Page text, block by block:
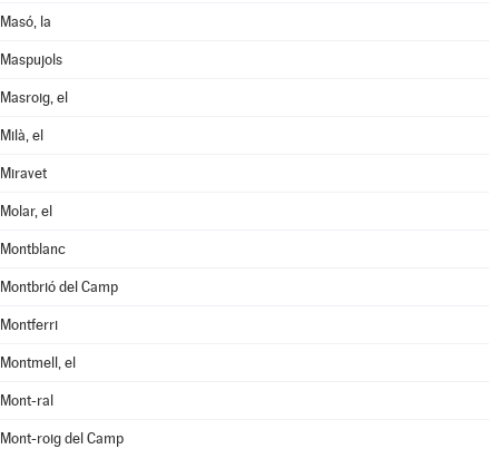
Masó, la
Maspujols
Masroig, el
Milà, el
Miravet
Molar, el
Montblanc
Montbrió del Camp
Montferri
Montmell, el
Mont-ral
Mont-roig del Camp